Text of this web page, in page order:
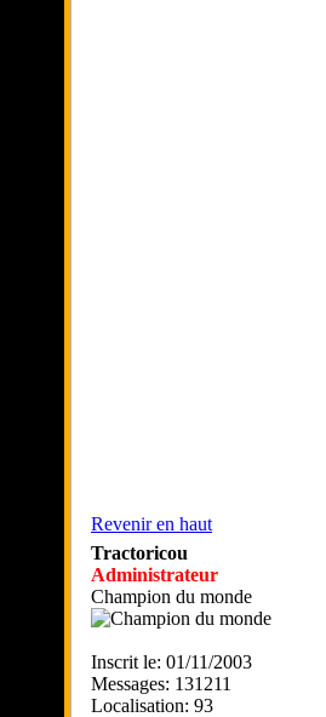
Revenir en haut
Tractoricou
Administrateur
Champion du monde
Inscrit le: 01/11/2003
Messages: 131211
Localisation: 93